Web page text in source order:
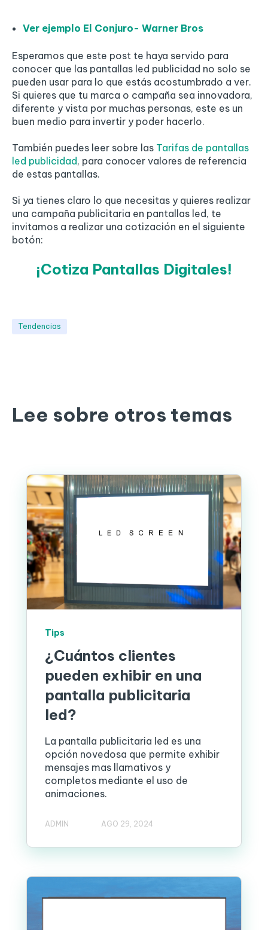
Ver ejemplo El Conjuro- Warner Bros
Esperamos que este post te haya servido para
conocer que las pantallas led publicidad no solo se
pueden usar para lo que estás acostumbrado a ver.
Si quieres que tu marca o campaña sea innovadora,
diferente y vista por muchas personas, este es un
buen medio para invertir y poder hacerlo.
También puedes leer sobre las Tarifas de pantallas
led publicidad, para conocer valores de referencia
de estas pantallas.
Si ya tienes claro lo que necesitas y quieres realizar
una campaña publicitaria en pantallas led, te
invitamos a realizar una cotización en el siguiente
botón:
¡Cotiza Pantallas Digitales!
Tendencias
Lee sobre otros temas
Tips
¿Cuántos clientes
pueden exhibir en una
pantalla publicitaria
led?
La pantalla publicitaria led es una
opción novedosa que permite exhibir
mensajes mas llamativos y
completos mediante el uso de
animaciones.
ADMIN AGO 29, 2024